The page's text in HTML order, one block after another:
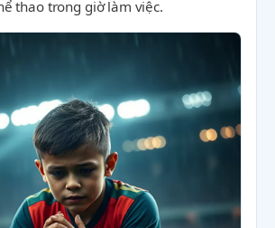
thao trong giờ làm việc.